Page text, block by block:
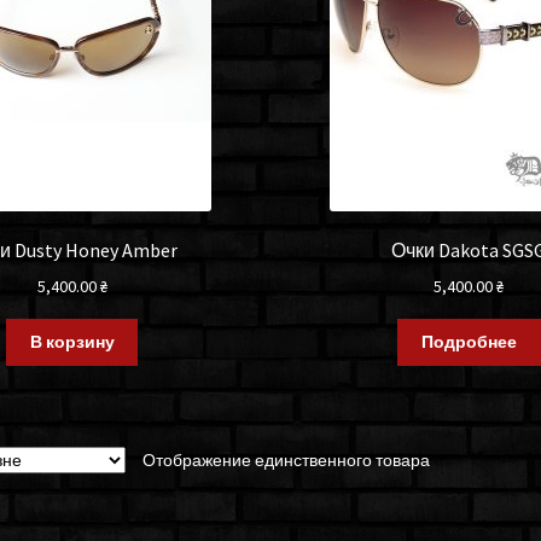
Dusty Honey Amber
5,400.00₴
В корзину
Очки Dakota
5,400.00₴
Подробнее
Отображение единственного товара